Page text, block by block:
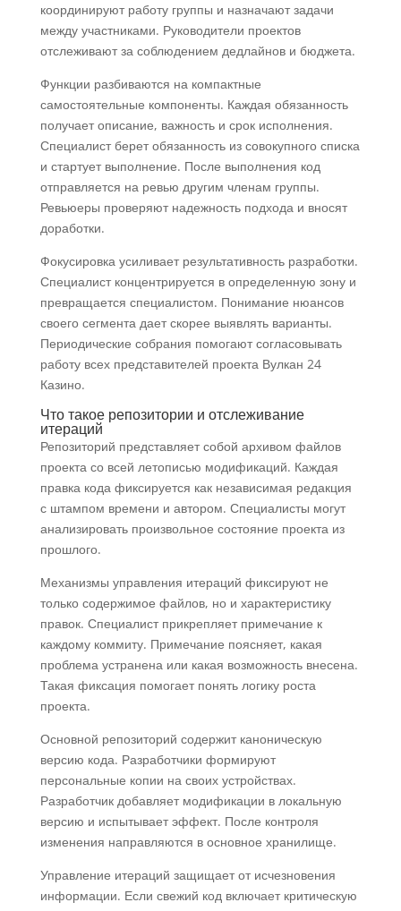
координируют работу группы и назначают задачи
между участниками. Руководители проектов
отслеживают за соблюдением дедлайнов и бюджета.
Функции разбиваются на компактные
самостоятельные компоненты. Каждая обязанность
получает описание, важность и срок исполнения.
Специалист берет обязанность из совокупного списка
и стартует выполнение. После выполнения код
отправляется на ревью другим членам группы.
Ревьюеры проверяют надежность подхода и вносят
доработки.
Фокусировка усиливает результативность разработки.
Специалист концентрируется в определенную зону и
превращается специалистом. Понимание нюансов
своего сегмента дает скорее выявлять варианты.
Периодические собрания помогают согласовывать
работу всех представителей проекта Вулкан 24
Казино.
Что такое репозитории и отслеживание
итераций
Репозиторий представляет собой архивом файлов
проекта со всей летописью модификаций. Каждая
правка кода фиксируется как независимая редакция
с штампом времени и автором. Специалисты могут
анализировать произвольное состояние проекта из
прошлого.
Механизмы управления итераций фиксируют не
только содержимое файлов, но и характеристику
правок. Специалист прикрепляет примечание к
каждому коммиту. Примечание поясняет, какая
проблема устранена или какая возможность внесена.
Такая фиксация помогает понять логику роста
проекта.
Основной репозиторий содержит каноническую
версию кода. Разработчики формируют
персональные копии на своих устройствах.
Разработчик добавляет модификации в локальную
версию и испытывает эффект. После контроля
изменения направляются в основное хранилище.
Управление итераций защищает от исчезновения
информации. Если свежий код включает критическую